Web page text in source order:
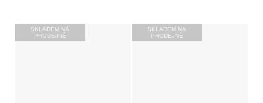
SKLADEM NA
PRODEJNĚ
SKLADEM NA
PRODEJNĚ